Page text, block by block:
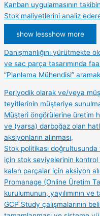
Kanban uygulamasının
Stok maliyetlerini analiz
show lessshow more
Danışmanlığını yürütmekte
ve sac parça tasarımında
”Planlama Mühendisi”
Periyodik olarak ve/veya
teyitlerinin müşteriye
Müşteri öngörülerine üretim
ve (varsa) darboğaz olan
aksiyonların alınması,
Stok politikası
için stok seviyelerinin
kalan parçalar için aksiyon
Promanage (Online Üretim
kurulumunun, yayılımının ve
GCP Study çalışmalarının